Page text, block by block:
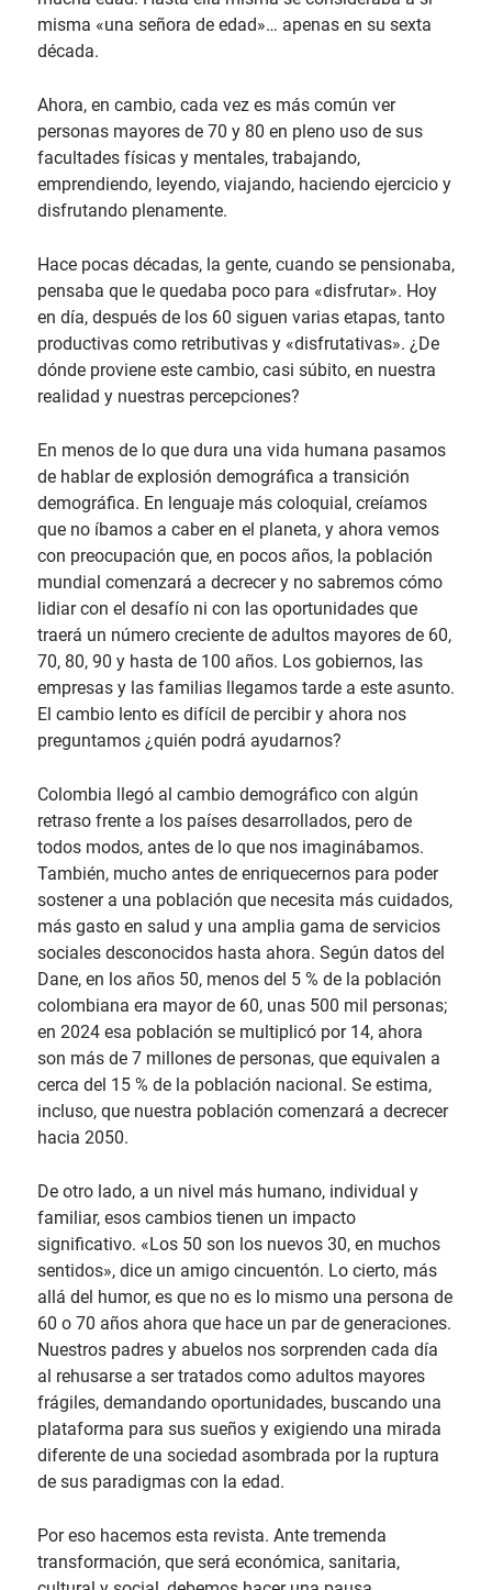
misma «una señora de edad»… apenas en su sexta
década.
Ahora, en cambio, cada vez es más común ver
personas mayores de 70 y 80 en pleno uso de sus
facultades físicas y mentales, trabajando,
emprendiendo, leyendo, viajando, haciendo ejercicio y
disfrutando plenamente.
Hace pocas décadas, la gente, cuando se pensionaba,
pensaba que le quedaba poco para «disfrutar». Hoy
en día, después de los 60 siguen varias etapas, tanto
productivas como retributivas y «disfrutativas». ¿De
dónde proviene este cambio, casi súbito, en nuestra
realidad y nuestras percepciones?
En menos de lo que dura una vida humana pasamos
de hablar de explosión demográfica a transición
demográfica. En lenguaje más coloquial, creíamos
que no íbamos a caber en el planeta, y ahora vemos
con preocupación que, en pocos años, la población
mundial comenzará a decrecer y no sabremos cómo
lidiar con el desafío ni con las oportunidades que
traerá un número creciente de adultos mayores de 60,
70, 80, 90 y hasta de 100 años. Los gobiernos, las
empresas y las familias llegamos tarde a este asunto.
El cambio lento es difícil de percibir y ahora nos
preguntamos ¿quién podrá ayudarnos?
Colombia llegó al cambio demográfico con algún
retraso frente a los países desarrollados, pero de
todos modos, antes de lo que nos imaginábamos.
También, mucho antes de enriquecernos para poder
sostener a una población que necesita más cuidados,
más gasto en salud y una amplia gama de servicios
sociales desconocidos hasta ahora. Según datos del
Dane, en los años 50, menos del 5 % de la población
colombiana era mayor de 60, unas 500 mil personas;
en 2024 esa población se multiplicó por 14, ahora
son más de 7 millones de personas, que equivalen a
cerca del 15 % de la población nacional. Se estima,
incluso, que nuestra población comenzará a decrecer
hacia 2050.
De otro lado, a un nivel más humano, individual y
familiar, esos cambios tienen un impacto
significativo. «Los 50 son los nuevos 30, en muchos
sentidos», dice un amigo cincuentón. Lo cierto, más
allá del humor, es que no es lo mismo una persona de
60 o 70 años ahora que hace un par de generaciones.
Nuestros padres y abuelos nos sorprenden cada día
al rehusarse a ser tratados como adultos mayores
frágiles, demandando oportunidades, buscando una
plataforma para sus sueños y exigiendo una mirada
diferente de una sociedad asombrada por la ruptura
de sus paradigmas con la edad.
Por eso hacemos esta revista. Ante tremenda
transformación, que será económica, sanitaria,